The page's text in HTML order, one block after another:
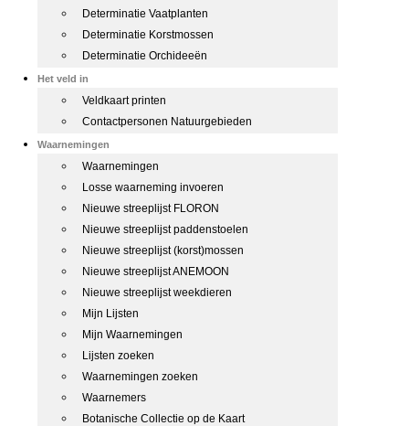
Determinatie Vaatplanten
Determinatie Korstmossen
Determinatie Orchideeën
Het veld in
Veldkaart printen
Contactpersonen Natuurgebieden
Waarnemingen
Waarnemingen
Losse waarneming invoeren
Nieuwe streeplijst FLORON
Nieuwe streeplijst paddenstoelen
Nieuwe streeplijst (korst)mossen
Nieuwe streeplijst ANEMOON
Nieuwe streeplijst weekdieren
Mijn Lijsten
Mijn Waarnemingen
Lijsten zoeken
Waarnemingen zoeken
Waarnemers
Botanische Collectie op de Kaart